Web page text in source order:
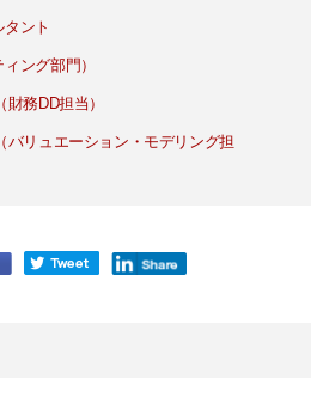
ント
ング部門）
務DD担当）
バリュエーション・モデリング担